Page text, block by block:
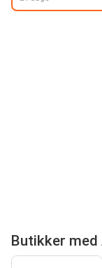
Butikker